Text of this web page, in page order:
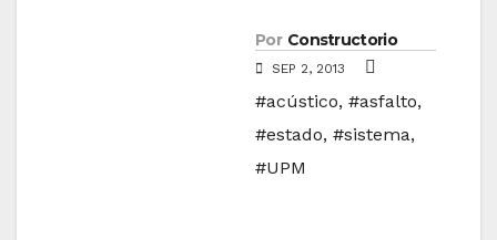
Por Constructorio
SEP 2, 2013
#acústico, #asfalto,
#estado, #sistema,
#UPM